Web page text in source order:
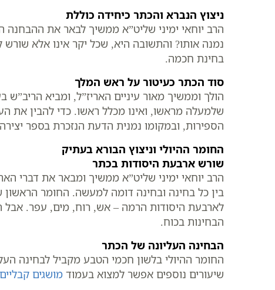
ניצוץ הנברא והכתר כיחידה כוללת
הרב יוחאי ימיני שליט”א ממשיך לבאר את
נמנה אותו? והתשובה היא, שכל יקר אינו אלא
בחינת חכמה.
סוד הכתר כעיטור על ראש המלך
הולך וממשיך מאור עיניים האריז”ל, ומביא
שלמעלה מראשו, ואינו מכלל ראשו. כדי להבין את
הספירות, ובמקומו נמנית הדעת הנזכרת בספר
החומר ההיולי וניצוץ הבורא בעתיק
שורש ארבעת היסודות בכתר
הרב יוחאי ימיני שליט”א ממשיך ומבאר את דברי
בין כל בחינה ובחינה דומה למעשה. החומר
לארבעת היסודות הרמה – אש, רוח, מים, עפר. אבל
הבחינות בכוח.
הבחינה העליונה של הכתר
החומר ההיולי בלשון חכמי הטבע מקביל לבחינה
שיעורים נוספים אפשר למצוא בעמוד מושגים קבליים